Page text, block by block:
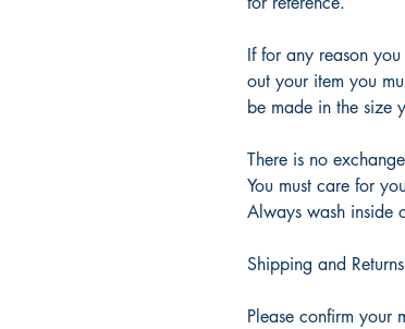
If for any reason
out your item you
be made in the size
There is no
You must care for
Always wash inside
Shipping and Returns
Please confirm your